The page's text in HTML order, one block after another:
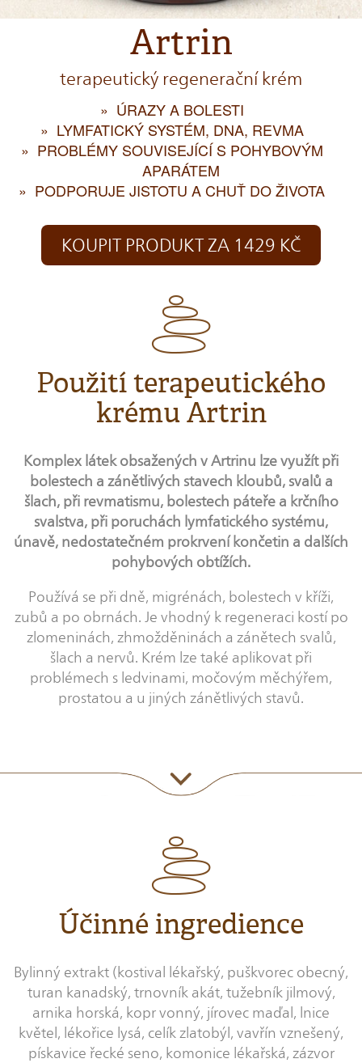
Artrin
terapeutický regenerační krém
ÚRAZY A BOLESTI
LYMFATICKÝ SYSTÉM, DNA, REVMA
PROBLÉMY SOUVISEJÍCÍ S POHYBOVÝM
APARÁTEM
PODPORUJE JISTOTU A CHUŤ DO ŽIVOTA
KOUPIT PRODUKT ZA 1429 KČ
Použití terapeutického
krému Artrin
Komplex látek obsažených v Artrinu lze využít při
bolestech a zánětlivých stavech kloubů, svalů a
šlach, při revmatismu, bolestech páteře a krčního
svalstva, při poruchách lymfatického systému,
únavě, nedostatečném prokrvení končetin a dalších
pohybových obtížích.
Používá se při dně, migrénách, bolestech v kříži,
zubů a po obrnách. Je vhodný k regeneraci kostí po
zlomeninách, zhmožděninách a zánětech svalů,
šlach a nervů. Krém lze také aplikovat při
problémech s ledvinami, močovým měchýřem,
prostatou a u jiných zánětlivých stavů.
Účinné ingredience
Bylinný extrakt (kostival lékařský, puškvorec obecný,
turan kanadský, trnovník akát, tužebník jilmový,
arnika horská, kopr vonný, jírovec maďal, lnice
květel, lékořice lysá, celík zlatobýl, vavřín vznešený,
pískavice řecké seno, komonice lékařská, zázvor